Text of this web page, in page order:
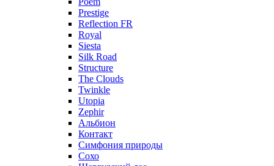
Prestige
Reflection FR
Royal
Siesta
Silk Road
Structure
The Clouds
Twinkle
Utopia
Zephir
Альбион
Контакт
Симфония природы
Сохо